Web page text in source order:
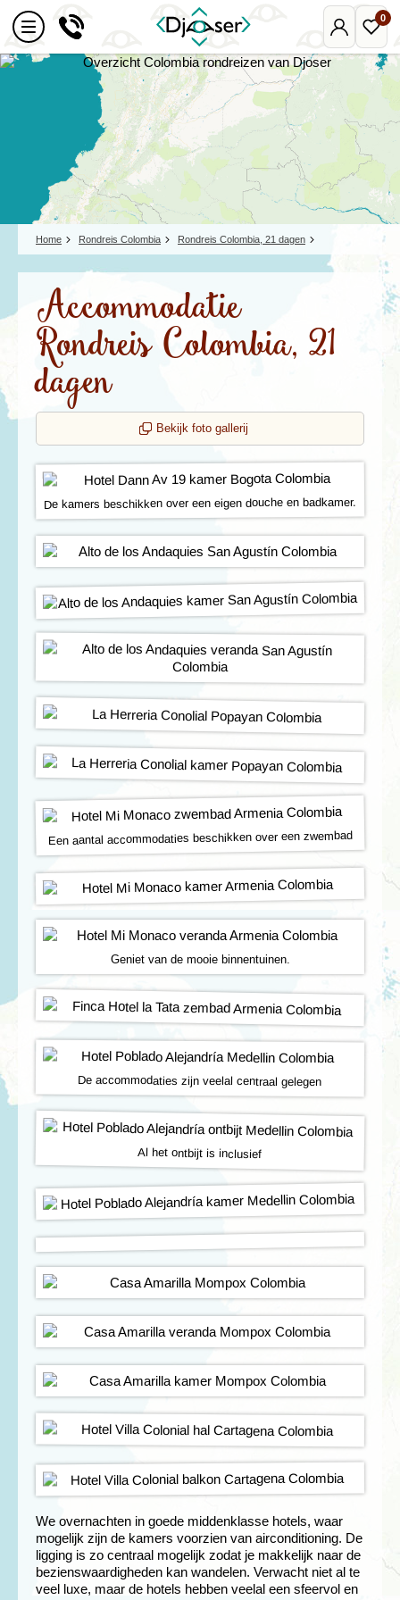
Mijn
Djoser
0
Home Rondreis Colombia Rondreis Colombia, 21 dagen
Accommodatie
Rondreis Colombia, 21
dagen
Bekijk foto gallerij
De kamers beschikken over een eigen douche en badkamer.
Een aantal accommodaties beschikken over een zwembad
Geniet van de mooie binnentuinen.
De accommodaties zijn veelal centraal gelegen
Al het ontbijt is inclusief
We overnachten in goede middenklasse hotels, waar
mogelijk zijn de kamers voorzien van airconditioning. De
ligging is zo centraal mogelijk zodat je makkelijk naar de
bezienswaardigheden kan wandelen. Verwacht niet al te
veel luxe, maar de hotels hebben veelal een sfeervol en